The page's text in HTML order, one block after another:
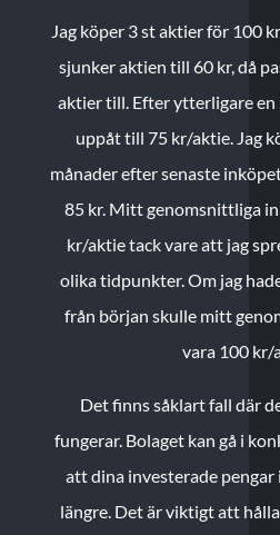
Jag köper 3 st aktier för 100
sjunker aktien till 60 kr, då
aktier till. Efter ytterligare
uppåt till 75 kr/aktie. Jag
månader efter senaste
85 kr. Mitt genomsnittliga
kr/aktie tack vare att jag
olika tidpunkter. Om jag
från början skulle mitt
vara 100 kr/
Det finns såklart fall där
fungerar. Bolaget kan gå i
att dina investerade
längre. Det är viktigt att